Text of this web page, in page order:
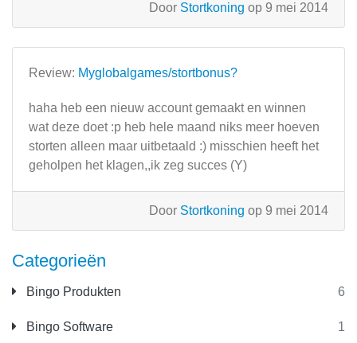
Categorieën
Bingo Produkten 6
Bingo Software 1
Door Stortkoning op 9 mei 2014
Review: Myglobalgames/stortbonus?
haha heb een nieuw account gemaakt en winnen
wat deze doet :p heb hele maand niks meer hoeven
storten alleen maar uitbetaald :) misschien heeft het
geholpen het klagen,,ik zeg succes (Y)
Door Stortkoning op 9 mei 2014